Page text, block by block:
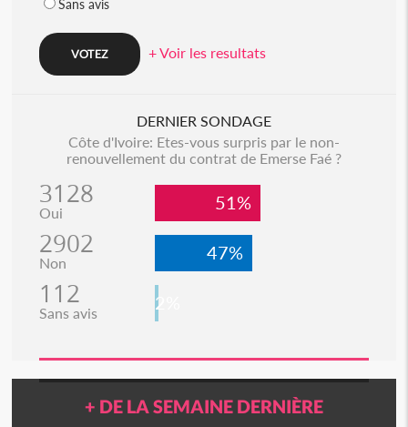
Sans avis
+ Voir les resultats
DERNIER SONDAGE
Côte d'Ivoire: Etes-vous surpris par le non-
renouvellement du contrat de Emerse Faé ?
3128
Oui 51%
2902
Non 47%
112
Sans avis 2%
+ DE LA SEMAINE DERNIÈRE